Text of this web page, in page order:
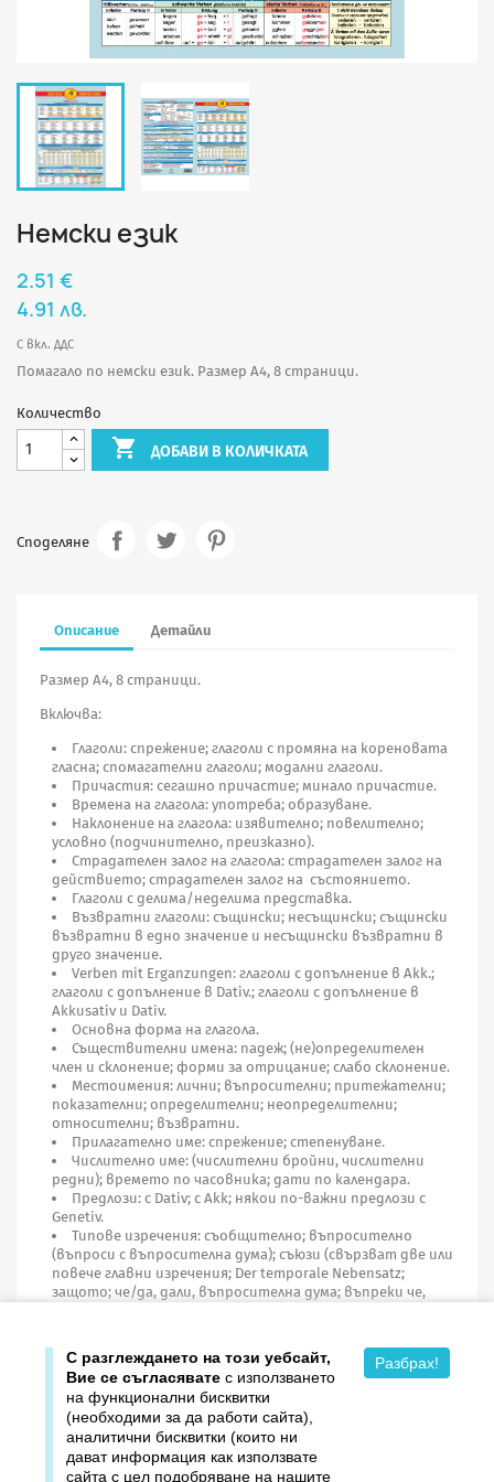
Немски език
2.51 €
4.91 лв.
С вкл. ДДС
Помагало по немски език. Размер А4, 8 страници.
Количество
 ДОБАВИ В КОЛИЧКАТА
Споделяне
Описание Детайли
Размер А4, 8 страници.
Включва:
Глаголи: спрежение; глаголи с промяна на кореновата
гласна; спомагателни глаголи; модални глаголи.
Причастия: сегашно причастие; минало причастие.
Времена на глагола: употреба; образуване.
Наклонение на глагола: изявително; повелително;
условно (подчинително, преизказно).
Страдателен залог на глагола: страдателен залог на
действието; страдателен залог на състоянието.
Глаголи с делима/неделима представка.
Възвратни глаголи: същински; несъщински; същински
възвратни в едно значение и несъщински възвратни в
друго значение.
Verben mit Erganzungen: глаголи с допълнение в Akk.;
глаголи с допълнение в Dativ.; глаголи с допълнение в
Akkusativ и Dativ.
Основна форма на глагола.
Съществителни имена: падеж; (не)определителен
член и склонение; форми за отрицание; слабо склонение.
Местоимения: лични; въпросителни; притежателни;
показателни; определителни; неопределителни;
относителни; възвратни.
Прилагателно име: спрежение; степенуване.
Числително име: (числителни бройни, числителни
редни); времето по часовника; дати по календара.
Предлози: с Dativ; с Akk; някои по-важни предлози с
Genetiv.
Типове изречения: съобщително; въпросително
(въпроси с въпросителна дума); съюзи (свързват две или
повече главни изречения; Der temporale Nebensatz;
защото; че/да, дали, въпросителна дума; въпреки че,
Продукти
С разглеждането на този уебсайт,
Вие се съгласявате с използването
на функционални бисквитки
(необходими за да работи сайта),
аналитични бисквитки (които ни
дават информация как използвате
сайта с цел подобряване на нашите
Разбрах!